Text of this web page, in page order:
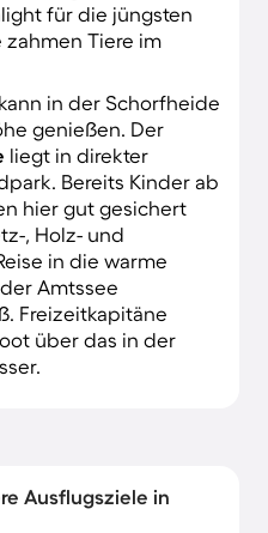
für die jüngsten
Tiere im
in der Schorfheide
genießen. Der
liegt in direkter
Bereits Kinder ab
hier gut gesichert
, Holz- und
in die warme
Amtssee
Freizeitkapitäne
über das in der
Ausflugsziele in